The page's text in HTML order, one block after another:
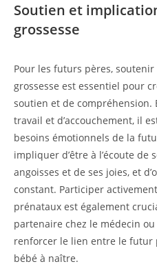
Soutien et
grossesse
Pour les futurs pères,
grossesse est essentiel pour
soutien et de compréhension.
travail et d’accouchement, il
besoins émotionnels de la
impliquer d’être à l’écoute de
angoisses et de ses joies, et
constant. Participer
prénataux est également
partenaire chez le médecin
renforcer le lien entre le futur
bébé à naître.